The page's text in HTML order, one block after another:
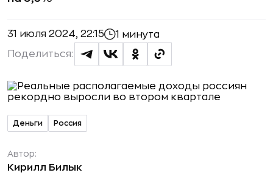
31 июля 2024, 22:15 1 минута
Поделиться:
Деньги Россия
Автор:
Кирилл Билык